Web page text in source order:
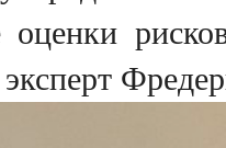
оценки